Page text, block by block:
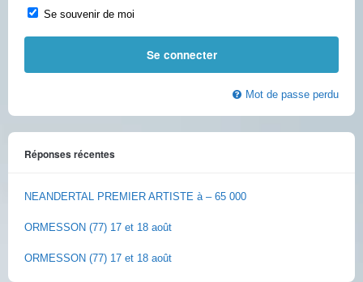
Se souvenir de moi
Mot de passe perdu
Réponses récentes
NEANDERTAL PREMIER ARTISTE à – 65 000
ORMESSON (77) 17 et 18 août
ORMESSON (77) 17 et 18 août